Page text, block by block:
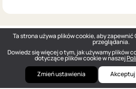
Ta strona używa plików cookie, aby
przeglądania.
Dowiedz się więcej o tym, jak używamy plików
dotyczące plików cookie w naszej
Zmień ustawienia
Akceptuj